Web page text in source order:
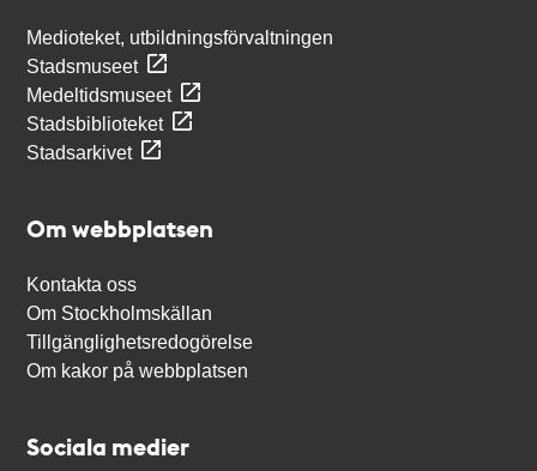
Medioteket, utbildningsförvaltningen
Stadsmuseet
Medeltidsmuseet
Stadsbiblioteket
Stadsarkivet
Om webbplatsen
Kontakta oss
Om Stockholmskällan
Tillgänglighetsredogörelse
Om kakor på webbplatsen
Sociala medier